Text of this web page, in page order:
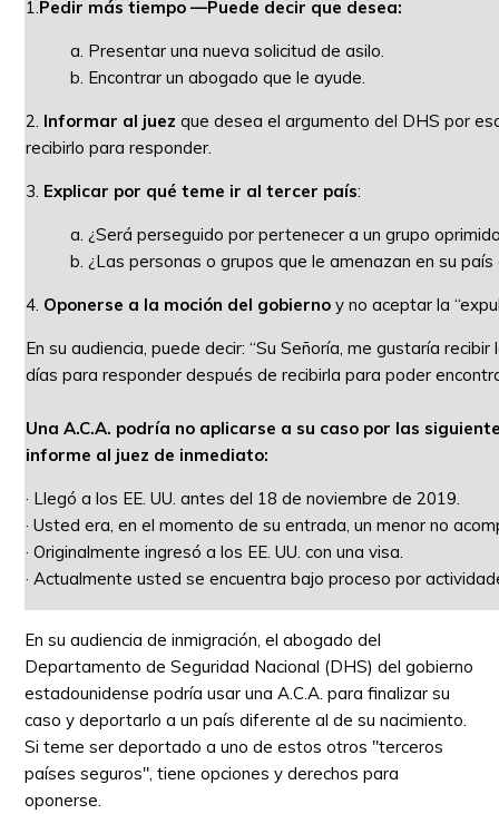
1.Pedir más tiempo —Puede decir que desea:
a. Presentar una nueva solicitud de asilo.
b. Encontrar un abogado que le ayude.
2. Informar al juez que desea el argumento del DHS por
recibirlo para responder.
3. Explicar por qué teme ir al tercer país:
a. ¿Será perseguido por pertenecer a un grupo
b. ¿Las personas o grupos que le amenazan en su
4. Oponerse a la moción del gobierno y no aceptar la
En su audiencia, puede decir: “Su Señoría, me gustaría
días para responder después de recibirla para poder
Una A.C.A. podría no aplicarse a su caso por las
informe al juez de inmediato:
· Llegó a los EE. UU. antes del 18 de noviembre de 2019.
· Usted era, en el momento de su entrada, un menor no
· Originalmente ingresó a los EE. UU. con una visa.
· Actualmente usted se encuentra bajo proceso por
En su audiencia de inmigración, el abogado del
Departamento de Seguridad Nacional (DHS) del gobierno
estadounidense podría usar una A.C.A. para finalizar su
caso y deportarlo a un país diferente al de su nacimiento.
Si teme ser deportado a uno de estos otros "terceros
países seguros", tiene opciones y derechos para
oponerse.